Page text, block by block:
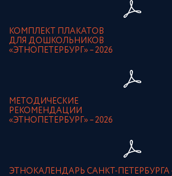
КОМПЛЕКТ ПЛАКАТОВ
ДЛЯ ДОШКОЛЬНИКОВ
«ЭТНОПЕТЕРБУРГ» – 2026
МЕТОДИЧЕСКИЕ
РЕКОМЕНДАЦИИ
«ЭТНОПЕТЕРБУРГ» – 2026
ЭТНОКАЛЕНДАРЬ САНКТ-ПЕТЕРБУРГА –